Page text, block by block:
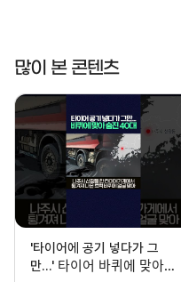
많이 본 콘텐츠
'타이어에 공기 넣다가 그
만...' 타이어 바퀴에 맞아